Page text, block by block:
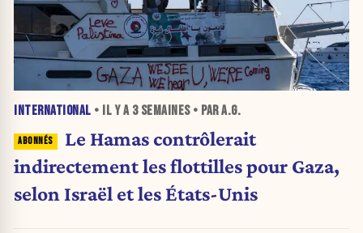
INTERNATIONAL • IL Y A 3 SEMAINES• PAR A.G.
Le Hamas contrôlerait
indirectement les flottilles pour Gaza,
selon Israël et les États-Unis